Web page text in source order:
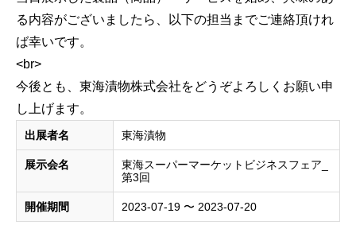
る内容がございましたら、以下の担当までご連絡頂けれ
ば幸いです。
<br>
今後とも、東海漬物株式会社をどうぞよろしくお願い申
し上げます。
出展者名 東海漬物
展示会名
東海スーパーマーケットビジネスフェア_
第3回
開催期間 2023-07-19 〜 2023-07-20